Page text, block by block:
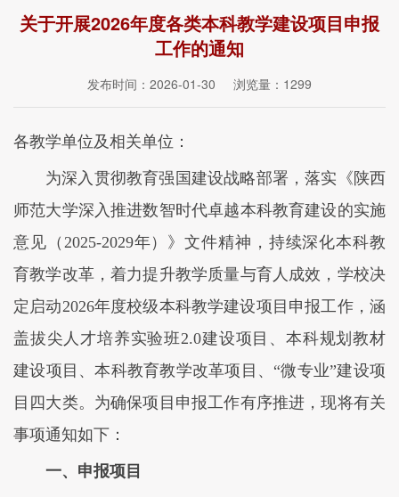
关于开展2026年度各类本科教学建设项目申报
工作的通知
发布时间：2026-01-30 浏览量： 1299
各教学单位及相关单位：
为深入贯彻教育强国建设战略部署，落实《陕西
师范大学深入推进数智时代卓越本科教育建设的实施
意见（2025-2029年）》文件精神，持续深化本科教
育教学改革，着力提升教学质量与育人成效，学校决
定启动2026年度校级本科教学建设项目申报工作，涵
盖拔尖人才培养实验班2.0建设项目、本科规划教材
建设项目、本科教育教学改革项目、“微专业”建设项
目四大类。为确保项目申报工作有序推进，现将有关
事项通知如下：
一、申报项目